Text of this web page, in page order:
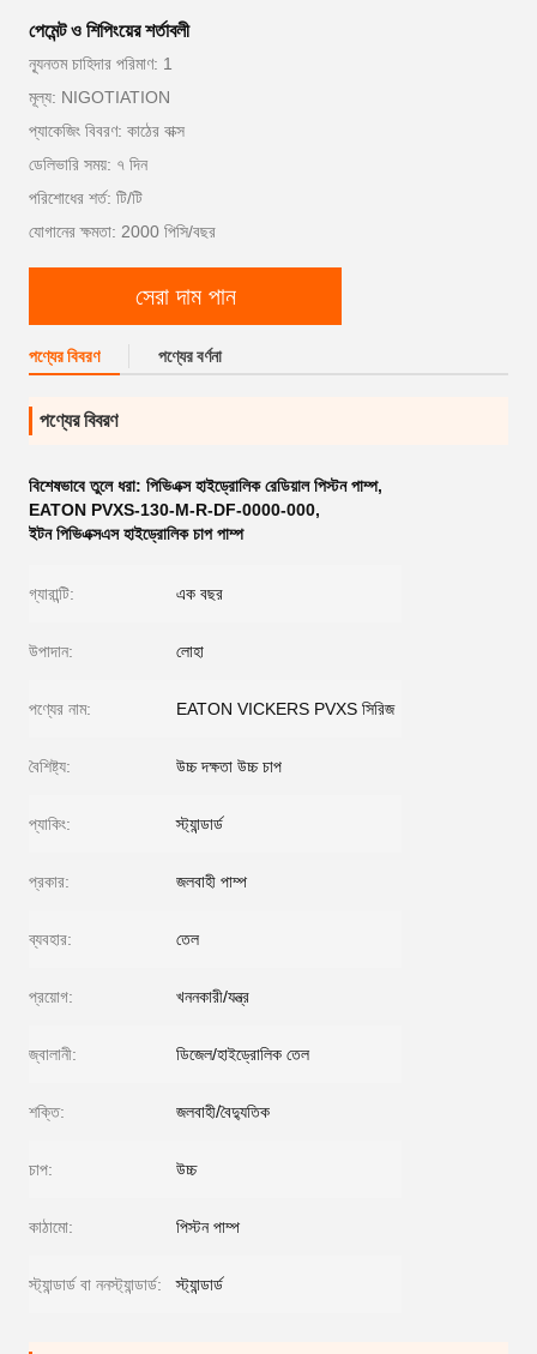
পেমেন্ট ও শিপিংয়ের শর্তাবলী
ন্যূনতম চাহিদার পরিমাণ: 1
মূল্য: NIGOTIATION
প্যাকেজিং বিবরণ: কাঠের বাক্স
ডেলিভারি সময়: ৭ দিন
পরিশোধের শর্ত: টি/টি
যোগানের ক্ষমতা: 2000 পিসি/বছর
সেরা দাম পান
পণ্যের বিবরণ পণ্যের বর্ণনা
পণ্যের বিবরণ
বিশেষভাবে তুলে ধরা: পিভিএক্স হাইড্রোলিক রেডিয়াল পিস্টন পাম্প,
EATON PVXS-130-M-R-DF-0000-000,
ইটন পিভিএক্সএস হাইড্রোলিক চাপ পাম্প
গ্যারান্টি: এক বছর
উপাদান: লোহা
পণ্যের নাম: EATON VICKERS PVXS সিরিজ
বৈশিষ্ট্য: উচ্চ দক্ষতা উচ্চ চাপ
প্যাকিং: স্ট্যান্ডার্ড
প্রকার: জলবাহী পাম্প
ব্যবহার: তেল
প্রয়োগ: খননকারী/যন্ত্র
জ্বালানী: ডিজেল/হাইড্রোলিক তেল
শক্তি: জলবাহী/বৈদ্যুতিক
চাপ: উচ্চ
কাঠামো: পিস্টন পাম্প
স্ট্যান্ডার্ড বা ননস্ট্যান্ডার্ড: স্ট্যান্ডার্ড